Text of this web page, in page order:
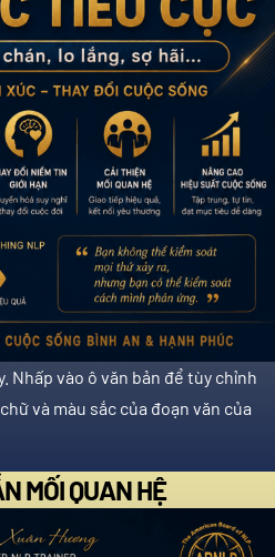
Nhấp vào ô văn bản để tùy chỉnh
và màu sắc của đoạn văn của
MỐI QUAN HỆ